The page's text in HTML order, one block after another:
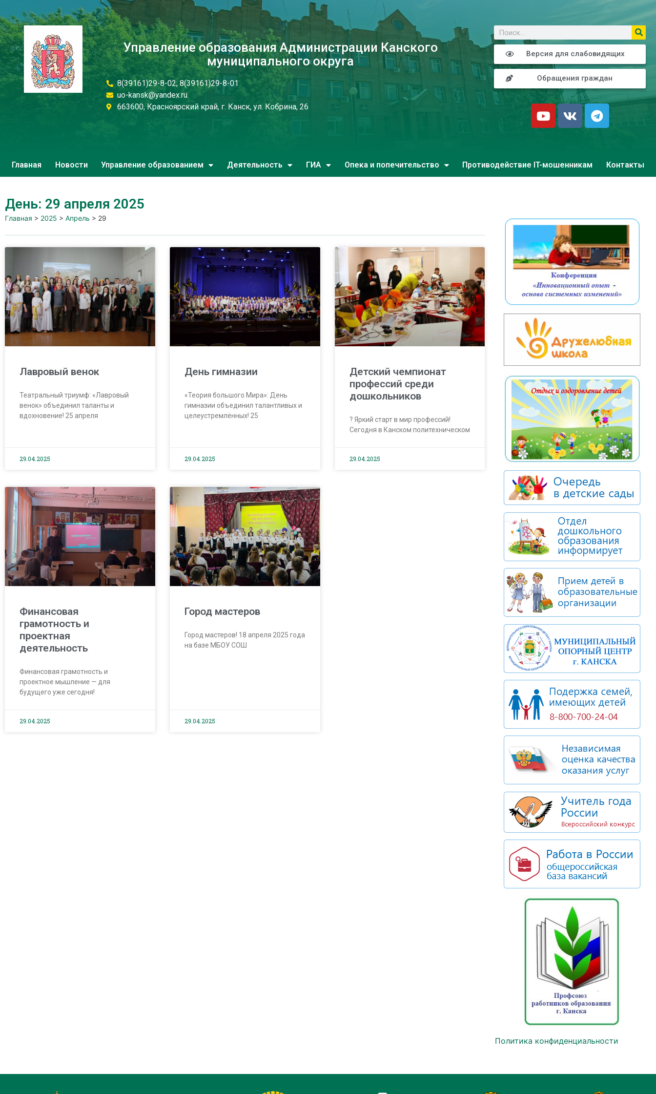
Управление образования Администрации Канского
муниципального округа
8(39161)29-8-02; 8(39161)29-8-01
uo-kansk@yandex.ru
663600, Красноярский край, г. Канск, ул. Кобрина, 26
Версия для слабовидящих
Обращения граждан
Главная Новости Управление образованием Деятельность ГИА Опека и попечительство Противодействие IT-мошенникам Контакты
День: 29 апреля 2025
Главная > 2025 > Апрель > 29
Лавровый венок
Театральный триумф: «Лавровый
венок» объединил таланты и
вдохновение! 25 апреля
29.04.2025
День гимназии
«Теория большого Мира»: День
гимназии объединил талантливых и
целеустремлённых! 25
29.04.2025
Детский чемпионат
профессий среди
дошкольников
? Яркий старт в мир профессий!
Сегодня в Канском политехническом
29.04.2025
Финансовая
грамотность и
проектная
деятельность
Финансовая грамотность и
проектное мышление — для
будущего уже сегодня!
29.04.2025
Город мастеров
Город мастеров! 18 апреля 2025 года
на базе МБОУ СОШ
29.04.2025
Политика конфиденциальности